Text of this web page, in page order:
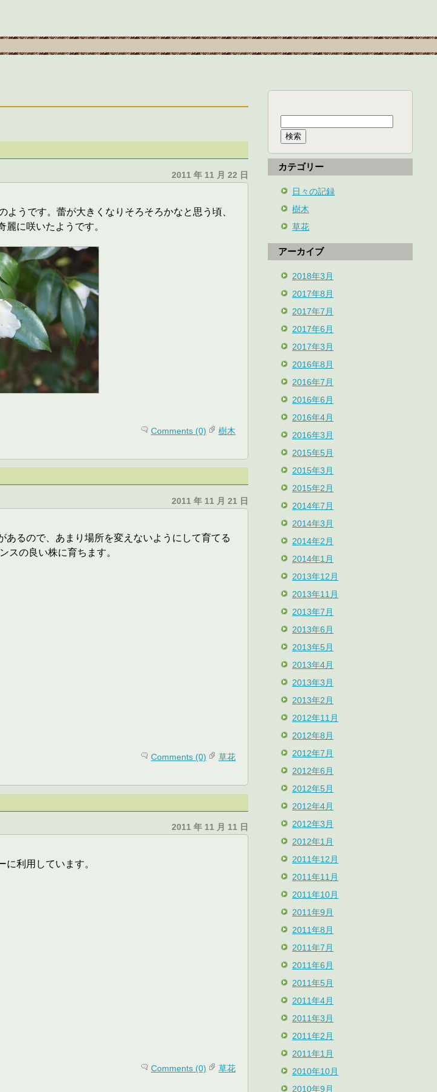
2011 年 11 月 22 日
うです。蕾が大きくなりそろそろかなと思う頃、
に咲いたようです。
Comments (0) 樹木
2011 年 11 月 21 日
るので、あまり場所を変えないようにして育てる
スの良い株に育ちます。
Comments (0) 草花
2011 年 11 月 11 日
利用しています。
Comments (0) 草花
カテゴリー
日々の記録
樹木
草花
アーカイブ
2018年3月
2017年8月
2017年7月
2017年6月
2017年3月
2016年8月
2016年7月
2016年6月
2016年4月
2016年3月
2015年5月
2015年3月
2015年2月
2014年7月
2014年3月
2014年2月
2014年1月
2013年12月
2013年11月
2013年7月
2013年6月
2013年5月
2013年4月
2013年3月
2013年2月
2012年11月
2012年8月
2012年7月
2012年6月
2012年5月
2012年4月
2012年3月
2012年1月
2011年12月
2011年11月
2011年10月
2011年9月
2011年8月
2011年7月
2011年6月
2011年5月
2011年4月
2011年3月
2011年2月
2011年1月
2010年10月
2010年9月